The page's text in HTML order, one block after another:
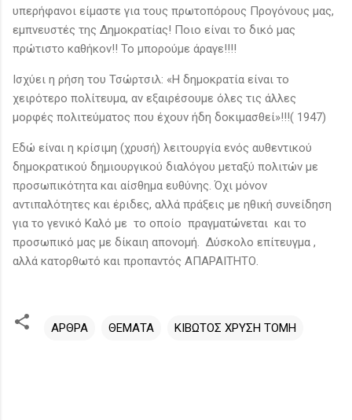
υπερήφανοι είμαστε για τους πρωτοπόρους Προγόνους μας,
εμπνευστές της Δημοκρατίας! Ποιο είναι το δικό μας
πρώτιστο καθήκον!! Το μπορούμε άραγε!!!!
Ισχύει η ρήση του Τσώρτσιλ: «Η δημοκρατία είναι το
χειρότερο πολίτευμα, αν εξαιρέσουμε όλες τις άλλες
μορφές πολιτεύματος που έχουν ήδη δοκιμασθεί»!!!( 1947)
Εδώ είναι η κρίσιμη (χρυσή) λειτουργία ενός αυθεντικού
δημοκρατικού δημιουργικού διαλόγου μεταξύ πολιτών με
προσωπικότητα και αίσθημα ευθύνης. Όχι μόνον
αντιπαλότητες και έριδες, αλλά πράξεις με ηθική συνείδηση
για το γενικό Καλό με το οποίο πραγματώνεται και το
προσωπικό μας με δίκαιη απονομή. Δύσκολο επίτευγμα ,
αλλά κατορθωτό και προπαντός ΑΠΑΡΑΙΤΗΤΟ.
ΑΡΘΡΑ ΘΕΜΑΤΑ ΚΙΒΩΤΟΣ ΧΡΥΣΗ ΤΟΜΗ